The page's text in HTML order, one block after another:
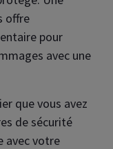
offre
pour
avec une
que vous avez
de sécurité
avec votre